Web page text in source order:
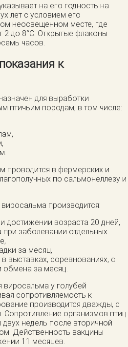
на его годность на
лет с условием его
неосвещенном месте, где
до 8°С. Открытые флаконы
часов.
к
для выработки
птичьим породам, в том числе:
проводится в фермерских и
по сальмонеллезу и
производится:
достижении возраста 20 дней,
при заболевании отдельных
за месяц,
выставках, соревнованиях, с
за месяц.
виросальма у голубей
сопротивляемость к
производится дважды, с
организмов птиц
двух недель после вторичной
Действенность вакцины
11 месяцев.